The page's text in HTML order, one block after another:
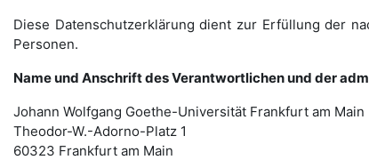
Diese Datenschutzerklärung dient zur Erfüllung der
Personen.
Name und Anschrift des Verantwortlichen und der
Johann Wolfgang Goethe-Universität Frankfurt am Main
Theodor-W.-Adorno-Platz 1
60323 Frankfurt am Main